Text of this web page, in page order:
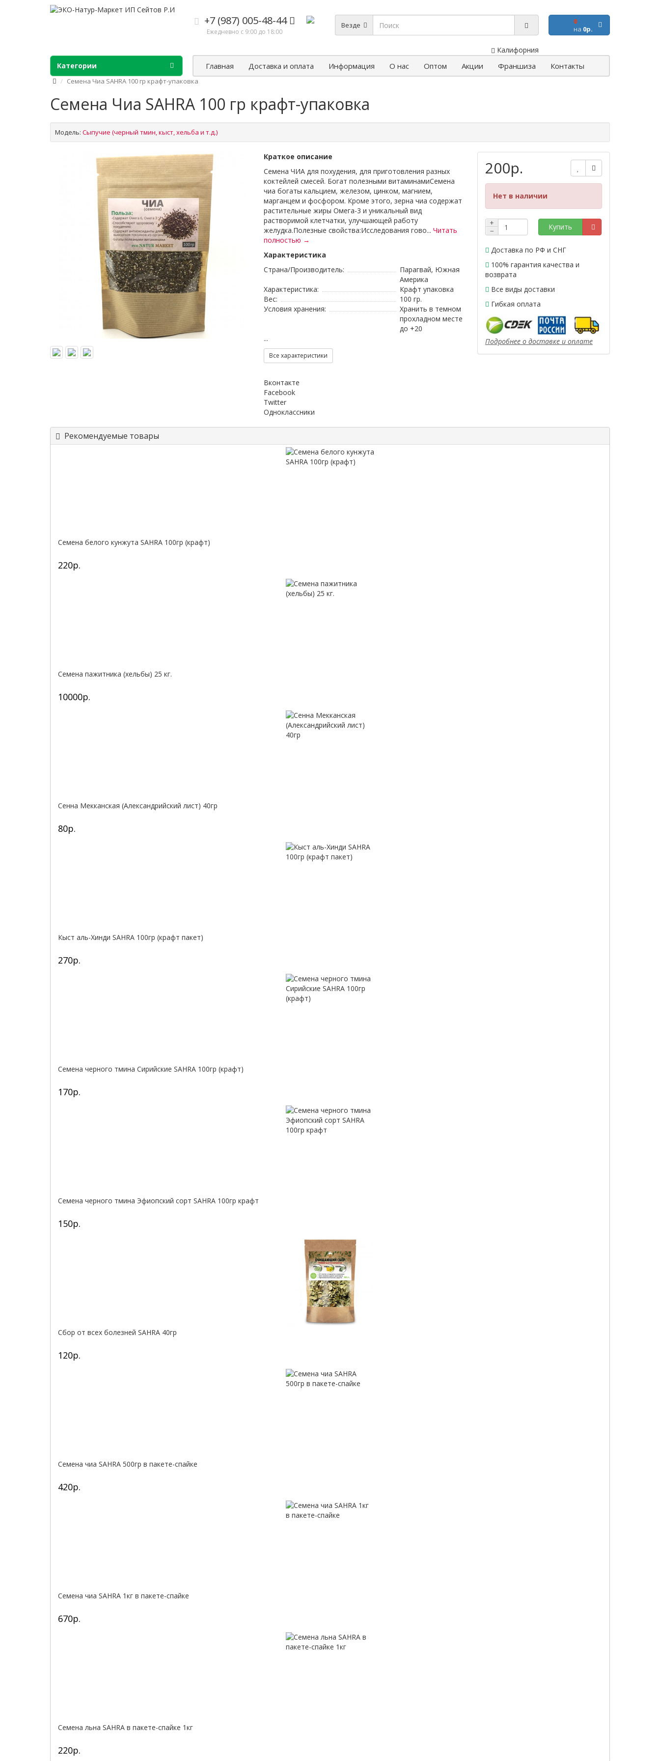
+7 (987) 005-48-44
Ежедневно с 9:00 до 18:00
Везде
Калифорния
0
на 0р.
Главная Доставка и оплата Информация О нас Оптом Акции Франшиза Контакты
Категории
Семена Чиа SAHRA 100 гр крафт-упаковка
Семена Чиа SAHRA 100 гр крафт-упаковка
Модель: Сыпучие (черный тмин, кыст, хельба и т.д.)
Краткое описание
Семена ЧИА для похудения, для приготовления разных
коктейлей смесей. Богат полезными витаминамиСемена
чиа богаты кальцием, железом, цинком, магнием,
марганцем и фосфором. Кроме этого, зерна чиа содержат
растительные жиры Омега-3 и уникальный вид
растворимой клетчатки, улучшающей работу
желудка.Полезные свойства:Исследования гово... Читать
полностью →
Характеристика
Страна/Производитель:
Парагвай, Южная
Америка
Характеристика:
Крафт упаковка
Вес:
100 гр.
Условия хранения:
Хранить в темном
прохладном месте
до +20
...
Все характеристики
Вконтакте
Facebook
Twitter
Одноклассники
200р.
Нет в наличии
+
−
Купить
Доставка по РФ и СНГ
100% гарантия качества и
возврата
Все виды доставки
Гибкая оплата
Подробнее о доставке и оплате
Рекомендуемые товары
Семена белого кунжута SAHRA 100гр (крафт)
220р.
Семена пажитника (хельбы) 25 кг.
10000р.
Сенна Мекканская (Александрийский лист) 40гр
80р.
Кыст аль-Хинди SAHRA 100гр (крафт пакет)
270р.
Семена черного тмина Сирийские SAHRA 100гр (крафт)
170р.
Семена черного тмина Эфиопский сорт SAHRA 100гр крафт
150р.
Сбор от всех болезней SAHRA 40гр
120р.
Семена чиа SAHRA 500гр в пакете-спайке
420р.
Семена чиа SAHRA 1кг в пакете-спайке
670р.
Семена льна SAHRA в пакете-спайке 1кг
220р.